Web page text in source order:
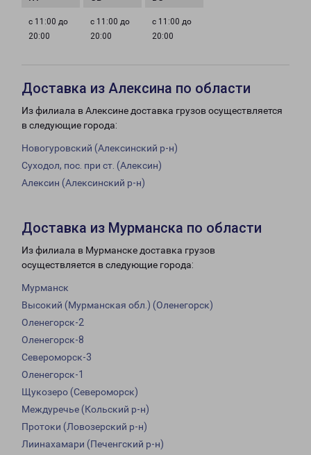
с 11:00 до
20:00
с 11:00 до
20:00
с 11:00 до
20:00
Доставка из Алексина по области
Из филиала в Алексине доставка грузов осуществляется
в следующие города:
Новогуровский (Алексинский р-н)
Суходол, пос. при ст. (Алексин)
Алексин (Алексинский р-н)
Доставка из Мурманска по области
Из филиала в Мурманске доставка грузов
осуществляется в следующие города:
Мурманск
Высокий (Мурманская обл.) (Оленегорск)
Оленегорск-2
Оленегорск-8
Североморск-3
Оленегорск-1
Щукозеро (Североморск)
Междуречье (Кольский р-н)
Протоки (Ловозерский р-н)
Лиинахамари (Печенгский р-н)